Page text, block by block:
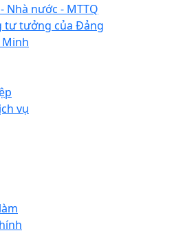
Nhà nước - MTTQ
tư tưởng của Đảng
vụ